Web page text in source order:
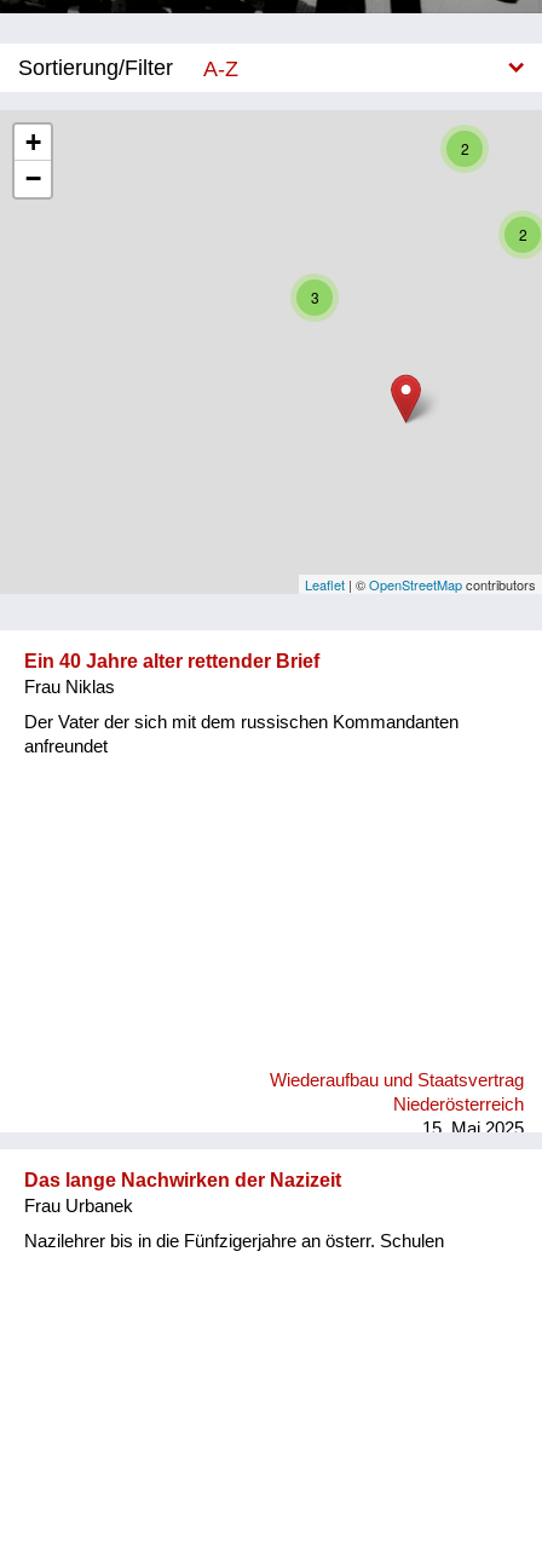
Sortierung/Filter
A-Z
Niederösterreich
Vorarlberg
Wiederaufbau und
Wohnen
2
2
3
+
−
Leaflet | ©OpenStreetMapcontributors
Ein 40 Jahre alter rettender Brief
Frau Niklas
Der Vater der sich mit dem russischen Kommandanten
anfreundet
Wiederaufbau und Staatsvertrag
Niederösterreich
15. Mai 2025
Das lange Nachwirken der Nazizeit
Frau Urbanek
Nazilehrer bis in die Fünfzigerjahre an österr. Schulen